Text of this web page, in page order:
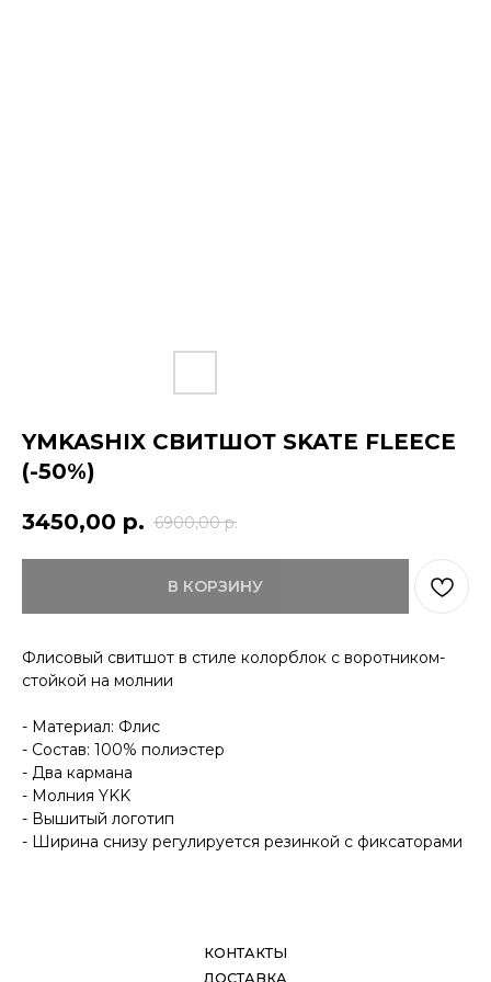
YMKASHIX СВИТШОТ SKATE FLEECE
(-50%)
3450,00 р. 6900,00 р.
В КОРЗИНУ
Флисовый свитшот в стиле колорблок с воротником-
стойкой на молнии
- Материал: Флис
- Состав: 100% полиэстер
- Два кармана
- Молния YKK
- Вышитый логотип
- Ширина снизу регулируется резинкой с фиксаторами
ВОЗВРАТ
ДОСТАВКА